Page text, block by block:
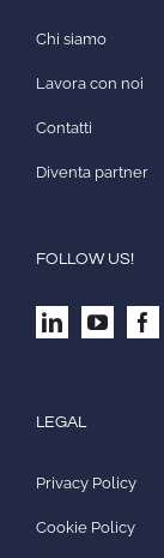
Chi siamo
Lavora con noi
Contatti
Diventa partner
FOLLOW US!
LEGAL
Privacy Policy
Cookie Policy